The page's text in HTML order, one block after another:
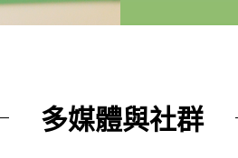
多媒體與社群